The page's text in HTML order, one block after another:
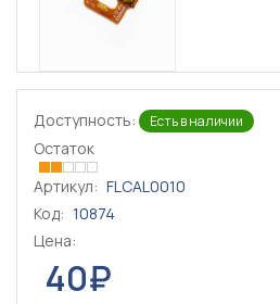
Доступность: Есть в наличии
Остаток
Артикул: FLCAL0010
Код: 10874
Цена:
40₽